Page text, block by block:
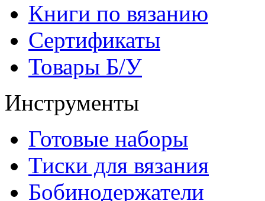
Книги по вязанию
Cертификаты
Товары Б/У
Инструменты
Готовые наборы
Тиски для вязания
Бобинодержатели